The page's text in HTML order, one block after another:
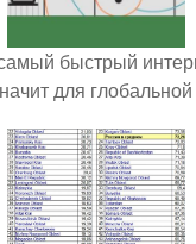
быстрый
для глобальной